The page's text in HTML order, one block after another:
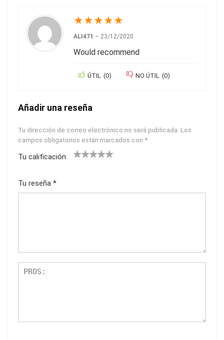
★★★★★
ALI471 – 23/12/2020
Would recommend
ÚTIL (0) NO ÚTIL (0)
Añadir una reseña
Tu dirección de correo electrónico no será publicada. Los
campos obligatorios están marcados con *
Tu calificación
Tu reseña *